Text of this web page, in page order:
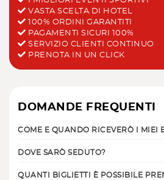
VASTA SCELTA DI HOTEL
100% ORDINI GARANTITI
PAGAMENTI SICURI 100%
SERVIZIO CLIENTI CONTINUO
PRENOTA IN UN CLICK
DOMANDE FREQUENTI
COME E QUANDO RICEVERÒ I MIEI
DOVE SARÒ SEDUTO?
QUANTI BIGLIETTI È POSSIBILE